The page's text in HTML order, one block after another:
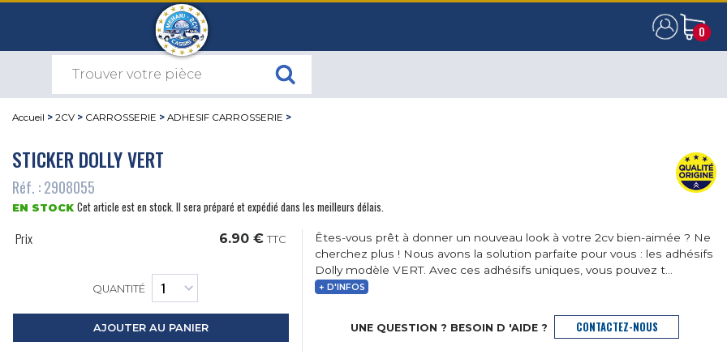
0
0
Accueil > 2CV > CARROSSERIE > ADHESIF CARROSSERIE >
STICKER DOLLY VERT
Réf. : 2908055
EN STOCK Cet article est en stock. Il sera préparé et expédié dans les meilleurs délais.
Prix 6.90 € TTC
QUANTITÉ
AJOUTER AU PANIER
Êtes-vous prêt à donner un nouveau look à votre 2cv bien-aimée ? Ne
cherchez plus ! Nous avons la solution parfaite pour vous : les adhésifs
Dolly modèle VERT. Avec ces adhésifs uniques, vous pouvez t...
+ D'INFOS
UNE QUESTION ? BESOIN D 'AIDE ? CONTACTEZ-NOUS